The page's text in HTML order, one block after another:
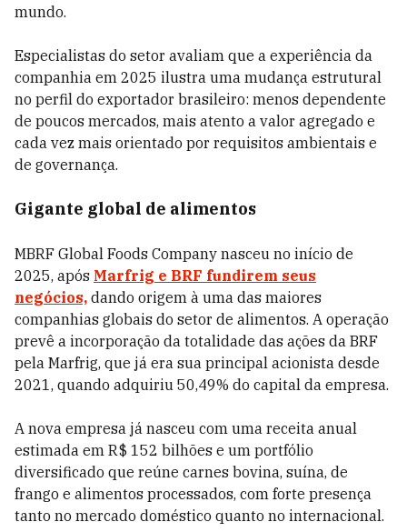
mundo.
Especialistas do setor avaliam que a experiência da
companhia em 2025 ilustra uma mudança estrutural
no perfil do exportador brasileiro: menos dependente
de poucos mercados, mais atento a valor agregado e
cada vez mais orientado por requisitos ambientais e
de governança.
Gigante global de alimentos
MBRF Global Foods Company nasceu no início de
2025, após Marfrig e BRF fundirem seus
negócios, dando origem à uma das maiores
companhias globais do setor de alimentos. A operação
prevê a incorporação da totalidade das ações da BRF
pela Marfrig, que já era sua principal acionista desde
2021, quando adquiriu 50,49% do capital da empresa.
A nova empresa já nasceu com uma receita anual
estimada em R$ 152 bilhões e um portfólio
diversificado que reúne carnes bovina, suína, de
frango e alimentos processados, com forte presença
tanto no mercado doméstico quanto no internacional.